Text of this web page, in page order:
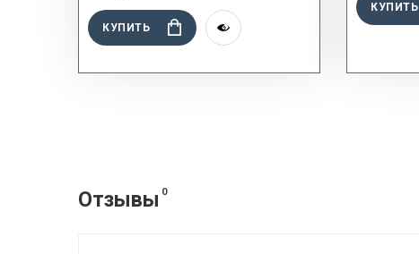
КУПИТЬ
КУПИТЬ
Отзывы 0